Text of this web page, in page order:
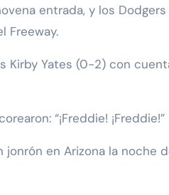
Freeway.
Kirby Yates (0-2) con
“¡Freddie! ¡Freddie!”
en Arizona la noche